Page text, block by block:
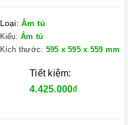
Loại: Âm tủ
Kiểu: Âm tủ
Kích thước: 595 x 595 x 559 mm
Tiết kiệm:
4.425.000₫